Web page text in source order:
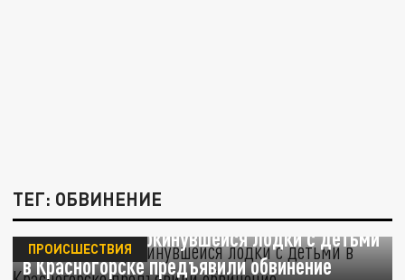
ТЕГ: ОБВИНЕНИЕ
Владельцу опрокинувшейся лодки с детьми
в Красногорске предъявили обвинение
ПРОИСШЕСТВИЯ